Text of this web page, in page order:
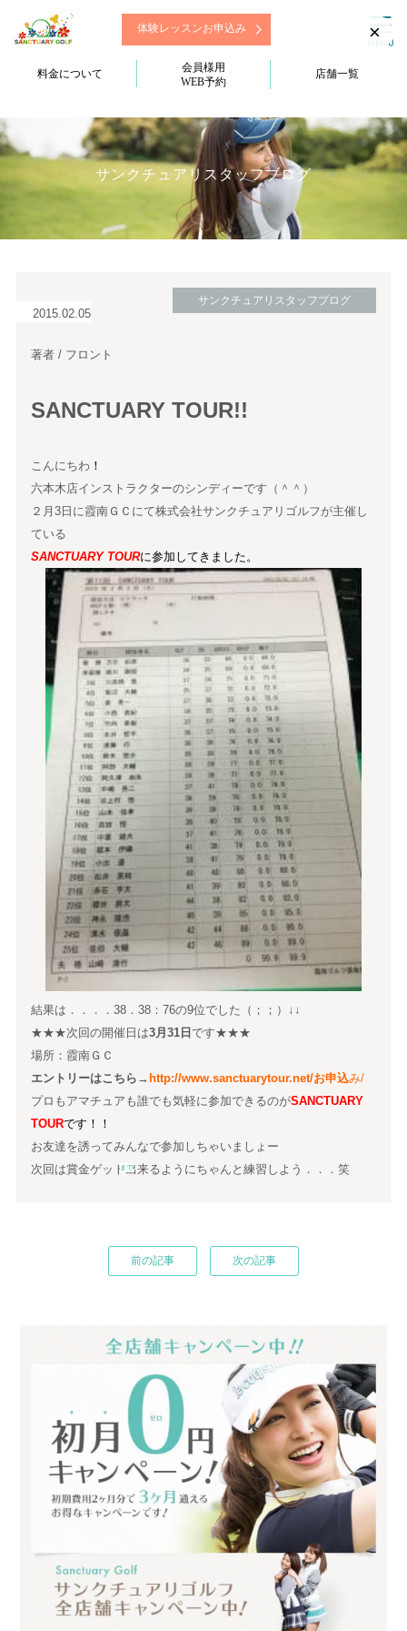
体験レッスンお申込み
料金について
会員様用
WEB予約
店舗一覧
サンクチュアリスタッフブログ
2015.02.05
サンクチュアリスタッフブログ
著者 / フロント
SANCTUARY TOUR!!
こんにちわ ！
六本木店インストラクターのシンディーです（＾＾）
２月3日に霞南ＧＣにて株式会社サンクチュアリゴルフが主催し
ている
SANCTUARY TOURに参加してきました。
結果は．．．．38．38：76の9位でした（；；）↓↓
★★★次回の開催日は3月31日 です★★★
場所：霞南ＧＣ
エントリーはこちら → http://www.sanctuarytour.net/お申込み/
プロもアマチュアも誰でも気軽に参加できるのがSANCTUARY
TOURです！！
お友達を誘ってみんなで参加しちゃいましょー
次回は賞金ゲット出来るようにちゃんと練習しよう．．．笑
前の記事 次の記事
まで
×